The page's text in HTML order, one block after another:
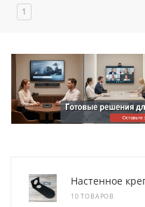
1
Настенное
10 ТОВАРОВ